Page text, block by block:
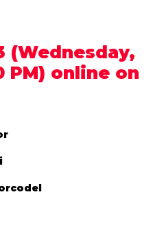
(Wednesday,
PM) online on